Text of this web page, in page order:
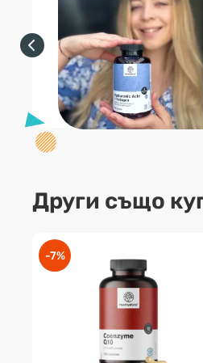
Други също
-7%